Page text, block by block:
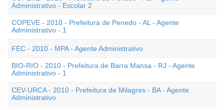
Administrativo - Escolar 2
COPEVE - 2010 - Prefeitura de Penedo - AL - Agente
Administrativo - 1
FEC - 2010 - MPA - Agente Administrativo
BIO-RIO - 2010 - Prefeitura de Barra Mansa - RJ - Agente
Administrativo - 1
CEV-URCA - 2010 - Prefeitura de Milagres - BA - Agente
Administrativo